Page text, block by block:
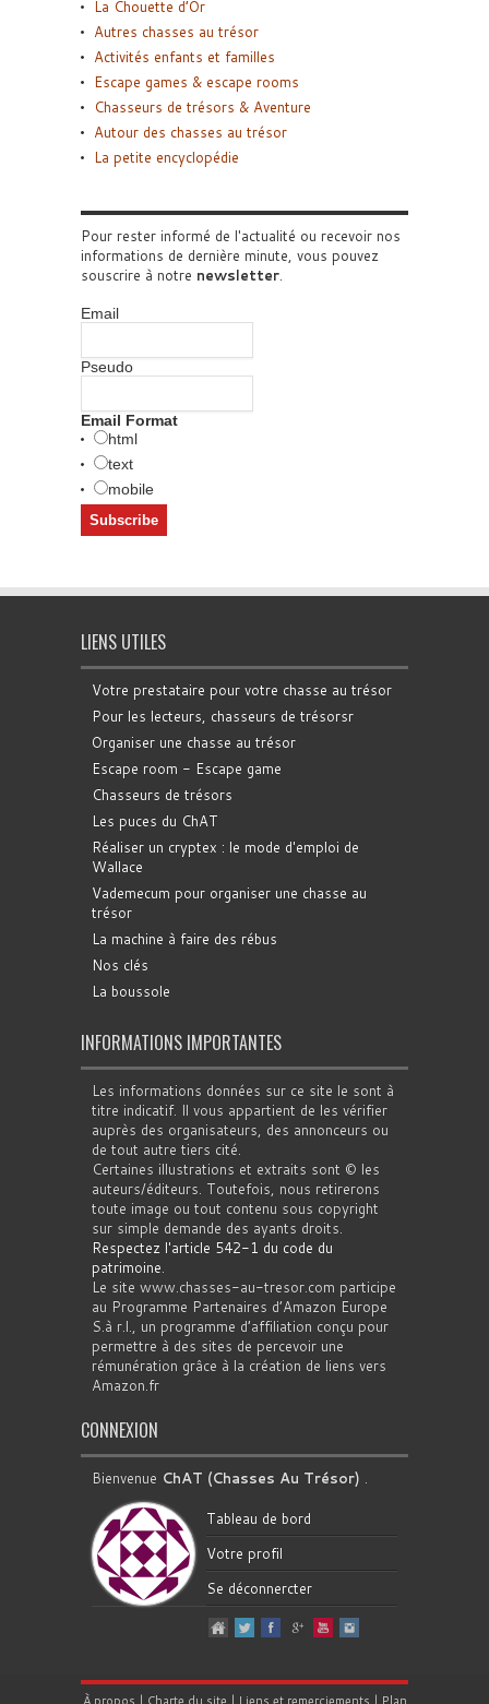
La Chouette d’Or
Autres chasses au trésor
Activités enfants et familles
Escape games & escape rooms
Chasseurs de trésors & Aventure
Autour des chasses au trésor
La petite encyclopédie
Pour rester informé de l'actualité ou recevoir nos
informations de dernière minute, vous pouvez
souscrire à notre newsletter
Email
Pseudo
Email Format
html
text
mobile
LIENS UTILES
Votre prestataire pour votre chasse au trésor
Pour les lecteurs, chasseurs de trésorsr
Organiser une chasse au trésor
Escape room - Escape game
Chasseurs de trésors
Les puces du ChAT
Réaliser un cryptex : le mode d'emploi de
Wallace
Vademecum pour organiser une chasse au
trésor
La machine à faire des rébus
Nos clés
La boussole
INFORMATIONS IMPORTANTES
Les informations données sur ce site le sont à
titre indicatif. Il vous appartient de les vérifier
auprès des organisateurs, des annonceurs ou
de tout autre tiers cité.
Certaines illustrations et extraits sont © les
auteurs/éditeurs. Toutefois, nous retirerons
toute image ou tout contenu sous copyright
sur simple demande des ayants droits.
Respectez l'article 542-1 du code du
patrimoine
Le site www.chasses-au-tresor.com participe
au Programme Partenaires d’Amazon Europe
S.à r.l., un programme d’affiliation conçu pour
permettre à des sites de percevoir une
rémunération grâce à la création de liens vers
Amazon.fr
CONNEXION
Bienvenue ChAT (Chasses Au Trésor)
Tableau de bord
Votre profil
Se déconnercter
À propos | Charte du site | Liens et remerciements | Plan